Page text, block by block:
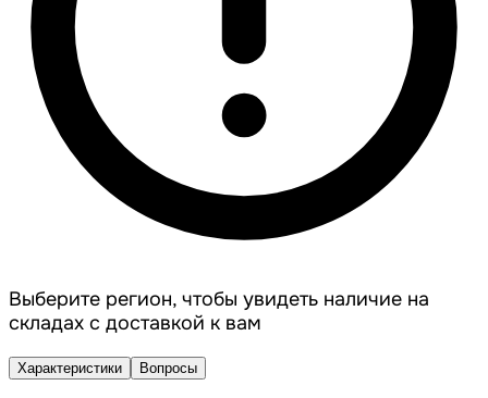
Выберите регион, чтобы увидеть наличие на
складах с доставкой к вам
Характеристики Вопросы